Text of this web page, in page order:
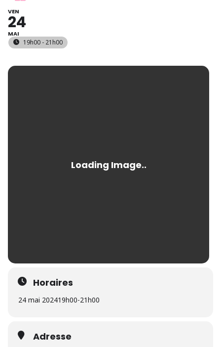
VEN
24
MAI
19h00 - 21h00
Horaires
24 mai 202419h00-21h00
Adresse